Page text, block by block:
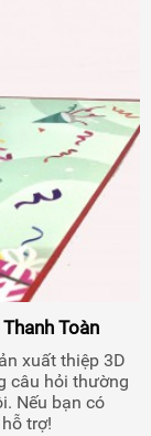
Toàn
xuất thiệp 3D
câu hỏi thường
Nếu bạn có
trợ!